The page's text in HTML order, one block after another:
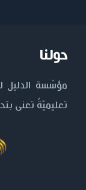
حولنا
مؤسّسة الدليل
تعليميّةٌ تعنى